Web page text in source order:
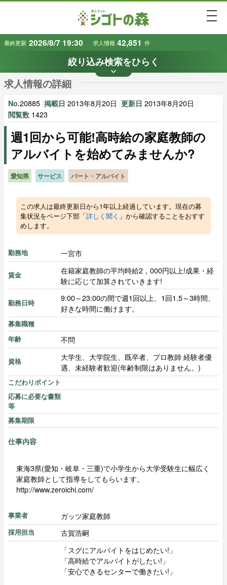
最終更新 2026/8/7 19:30 求人情報 42,851 件
絞り込み検索をひらく
keyboard_arrow_down
条件から探す
地域で探す 業種で探す
雇用形態で探す 賃金で探す
キーワードで探す
求人情報の詳細
No.20885 掲載日 2013年8月20日 更新日 2013年8月20日
閲覧数 1423
週1回から可能!高時給の家庭教師の
アルバイトを始めてみませんか?
愛知県 サービス パート・アルバイト
この求人は最終更新日から1年以上経過しています。現在の募
集状況をページ下部「詳しく聞く 」から確認することをおすす
めします。
勤務地 一宮市
賃金
在籍家庭教師の平均時給2，000円以上!成果・経
験に応じて加算されていきます!
勤務日時
9:00～23:00の間で週1回以上、1回1.5～3時間、
好きな時間に働けます。
募集職種
年齢
不問
資格
大学生、大学院生、既卒者、プロ教師 経験者優
遇、未経験者歓迎(年齢制限はありません。)
こだわりポイント
応募に必要な書類
等
募集期限
仕事内容
東海3県(愛知・岐阜・三重)で小学生から大学受験生に幅広く
家庭教師として指導をしてもらいます。
http://www.zeroichi.com/
事業者 ガッツ家庭教師
採用担当 古賀浩嗣
「スグにアルバイトをはじめたい!」
「高時給でアルバイトがしたい!」
「安心できるセンターで働きたい!」